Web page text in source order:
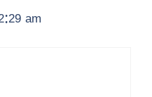
am